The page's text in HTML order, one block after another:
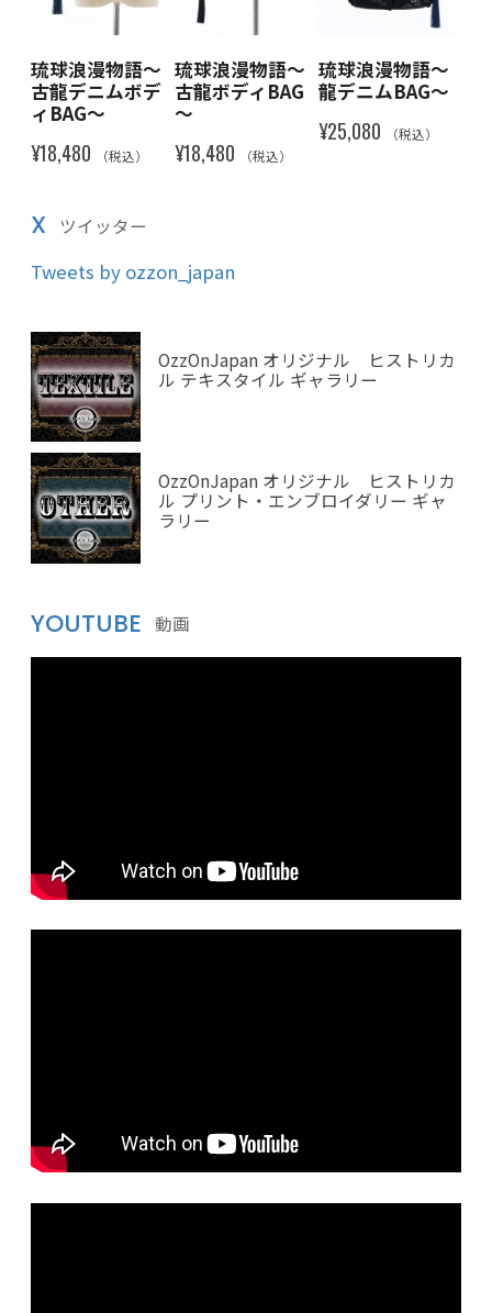
琉球浪漫物語～
古龍デニムボデ
ィBAG～
¥18,480 （税込）
琉球浪漫物語～
古龍ボディBAG
～
¥18,480 （税込）
琉球浪漫物語～
龍デニムBAG～
¥25,080 （税込）
X ツイッター
Tweets by ozzon_japan
OzzOnJapan オリジナル ヒストリカ
ル テキスタイル ギャラリー
OzzOnJapan オリジナル ヒストリカ
ル プリント・エンブロイダリー ギャ
ラリー
YOUTUBE 動画